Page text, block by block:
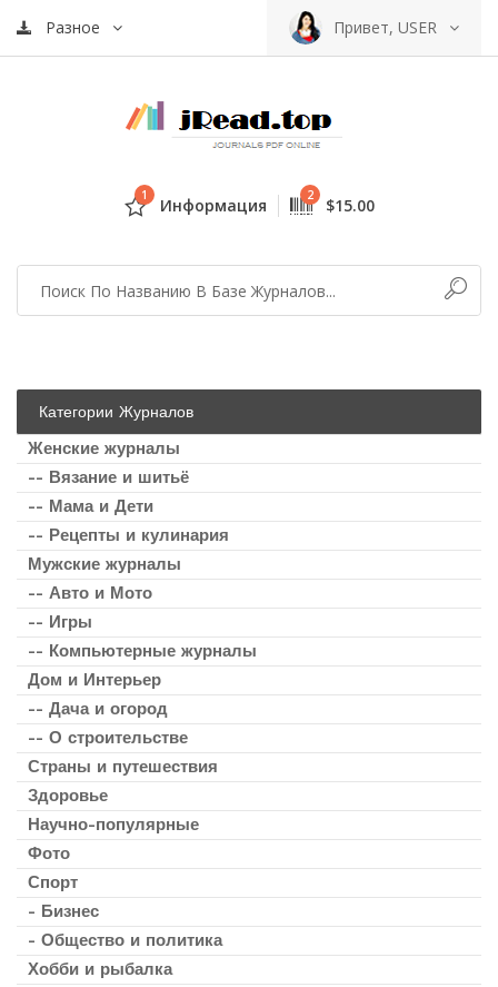
Разное Привет, USER
1 Информация 2 $15.00
Категории Журналов
Женские журналы
-- Вязание и шитьё
-- Мама и Дети
-- Рецепты и кулинария
Мужские журналы
-- Авто и Мото
-- Игры
-- Компьютерные журналы
Дом и Интерьер
-- Дача и огород
-- О строительстве
Страны и путешествия
Здоровье
Научно-популярные
Фото
Спорт
- Бизнес
- Общество и политика
Хобби и рыбалка